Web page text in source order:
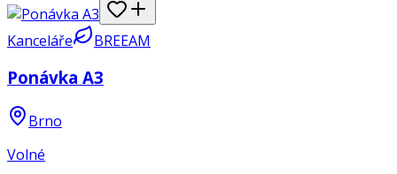
Kanceláře BREEAM
Ponávka A3
Brno
Volné